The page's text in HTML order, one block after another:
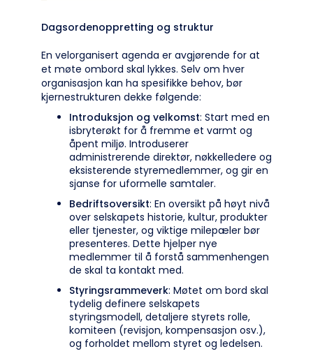
Dagsordenoppretting og struktur
En velorganisert agenda er avgjørende for at
et møte ombord skal lykkes. Selv om hver
organisasjon kan ha spesifikke behov, bør
kjernestrukturen dekke følgende:
Introduksjon og velkomst: Start med en
isbryterøkt for å fremme et varmt og
åpent miljø. Introduserer
administrerende direktør, nøkkelledere og
eksisterende styremedlemmer, og gir en
sjanse for uformelle samtaler.
Bedriftsoversikt: En oversikt på høyt nivå
over selskapets historie, kultur, produkter
eller tjenester, og viktige milepæler bør
presenteres. Dette hjelper nye
medlemmer til å forstå sammenhengen
de skal ta kontakt med.
Styringsrammeverk: Møtet om bord skal
tydelig definere selskapets
styringsmodell, detaljere styrets rolle,
komiteen (revisjon, kompensasjon osv.),
og forholdet mellom styret og ledelsen.